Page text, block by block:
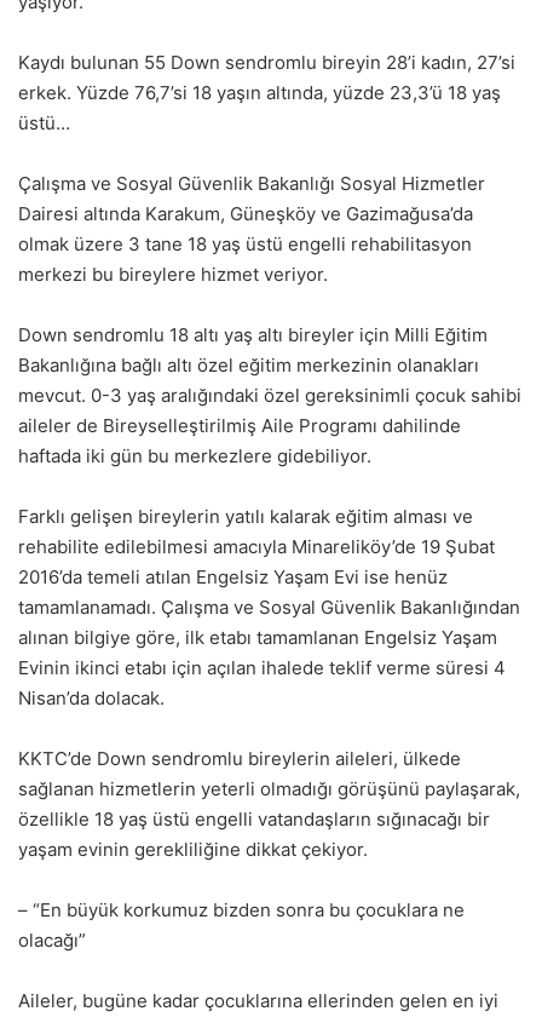
Kaydı bulunan 55 Down sendromlu bireyin 28’i kadın, 27’si
erkek. Yüzde 76,7’si 18 yaşın altında, yüzde 23,3’ü 18 yaş
üstü…
Çalışma ve Sosyal Güvenlik Bakanlığı Sosyal Hizmetler
Dairesi altında Karakum, Güneşköy ve Gazimağusa’da
olmak üzere 3 tane 18 yaş üstü engelli rehabilitasyon
merkezi bu bireylere hizmet veriyor.
Down sendromlu 18 altı yaş altı bireyler için Milli Eğitim
Bakanlığına bağlı altı özel eğitim merkezinin olanakları
mevcut. 0-3 yaş aralığındaki özel gereksinimli çocuk sahibi
aileler de Bireyselleştirilmiş Aile Programı dahilinde
haftada iki gün bu merkezlere gidebiliyor.
Farklı gelişen bireylerin yatılı kalarak eğitim alması ve
rehabilite edilebilmesi amacıyla Minareliköy’de 19 Şubat
2016’da temeli atılan Engelsiz Yaşam Evi ise henüz
tamamlanamadı. Çalışma ve Sosyal Güvenlik Bakanlığından
alınan bilgiye göre, ilk etabı tamamlanan Engelsiz Yaşam
Evinin ikinci etabı için açılan ihalede teklif verme süresi 4
Nisan’da dolacak.
KKTC’de Down sendromlu bireylerin aileleri, ülkede
sağlanan hizmetlerin yeterli olmadığı görüşünü paylaşarak,
özellikle 18 yaş üstü engelli vatandaşların sığınacağı bir
yaşam evinin gerekliliğine dikkat çekiyor.
– “En büyük korkumuz bizden sonra bu çocuklara ne
olacağı”
Aileler, bugüne kadar çocuklarına ellerinden gelen en iyi